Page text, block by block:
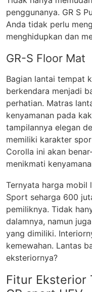
penggunanya. GR S
Anda tidak perlu
menghidupkan dan
GR-S Floor Mat
Bagian lantai tempat
berkendara menjadi
perhatian. Matras
kenyamanan pada
tampilannya elegan
memiliki karakter
Corolla ini akan
menikmati
Ternyata harga mobil
Sport seharga 600
pemiliknya. Tidak
dalamnya, namun
yang dimiliki.
kemewahan. Lantas
eksteriornya?
Fitur Eksterior